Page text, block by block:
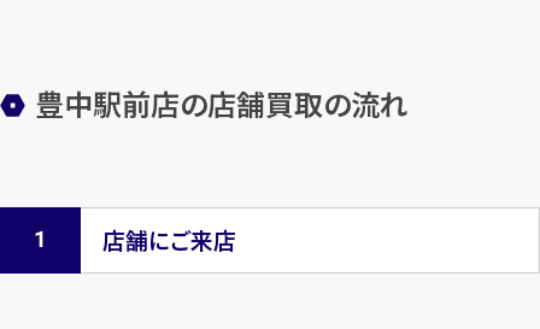
豊中駅前店の店舗買取の流れ
店舗にご来店